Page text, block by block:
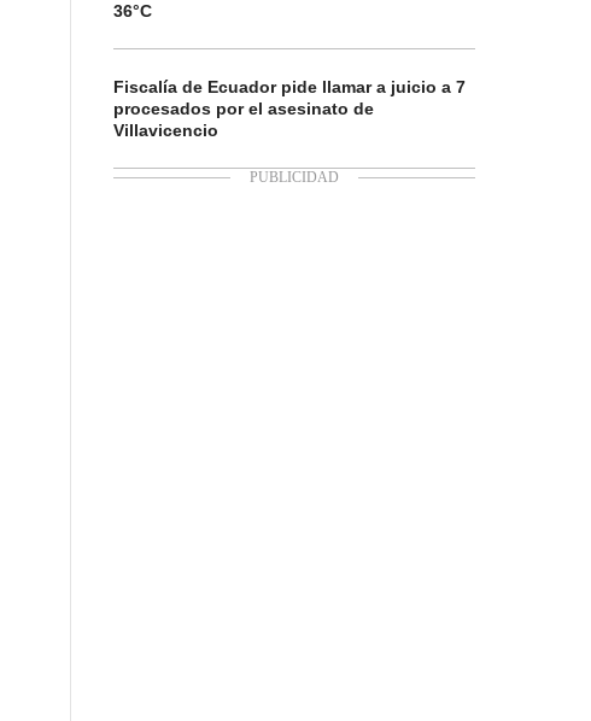
36°C
Fiscalía de Ecuador pide llamar a juicio a 7
procesados por el asesinato de
Villavicencio